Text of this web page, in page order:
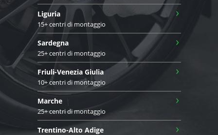
Liguria
15+ centri di montaggio
›
Sardegna
25+ centri di montaggio
›
Friuli-Venezia Giulia
10+ centri di montaggio
›
Marche
25+ centri di montaggio
›
Trentino-Alto Adige ›